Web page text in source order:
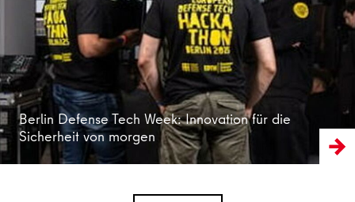
Berlin Defense Tech Week: Innovation für die
Sicherheit von morgen